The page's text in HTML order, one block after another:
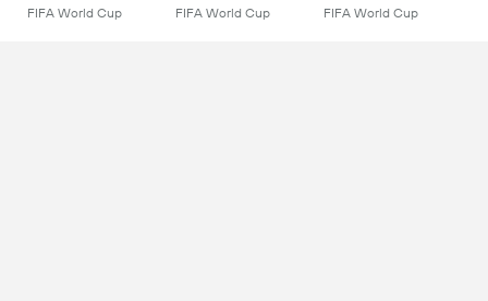
FIFA World Cup FIFA World Cup FIFA World Cup